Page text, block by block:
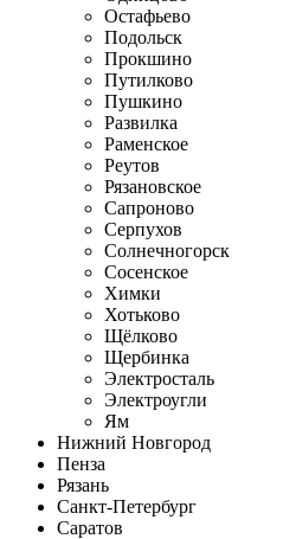
Остафьево
Подольск
Прокшино
Путилково
Пушкино
Развилка
Раменское
Реутов
Рязановское
Сапроново
Серпухов
Солнечногорск
Сосенское
Химки
Хотьково
Щёлково
Щербинка
Электросталь
Электроугли
Ям
Нижний Новгород
Пенза
Рязань
Санкт-Петербург
Саратов